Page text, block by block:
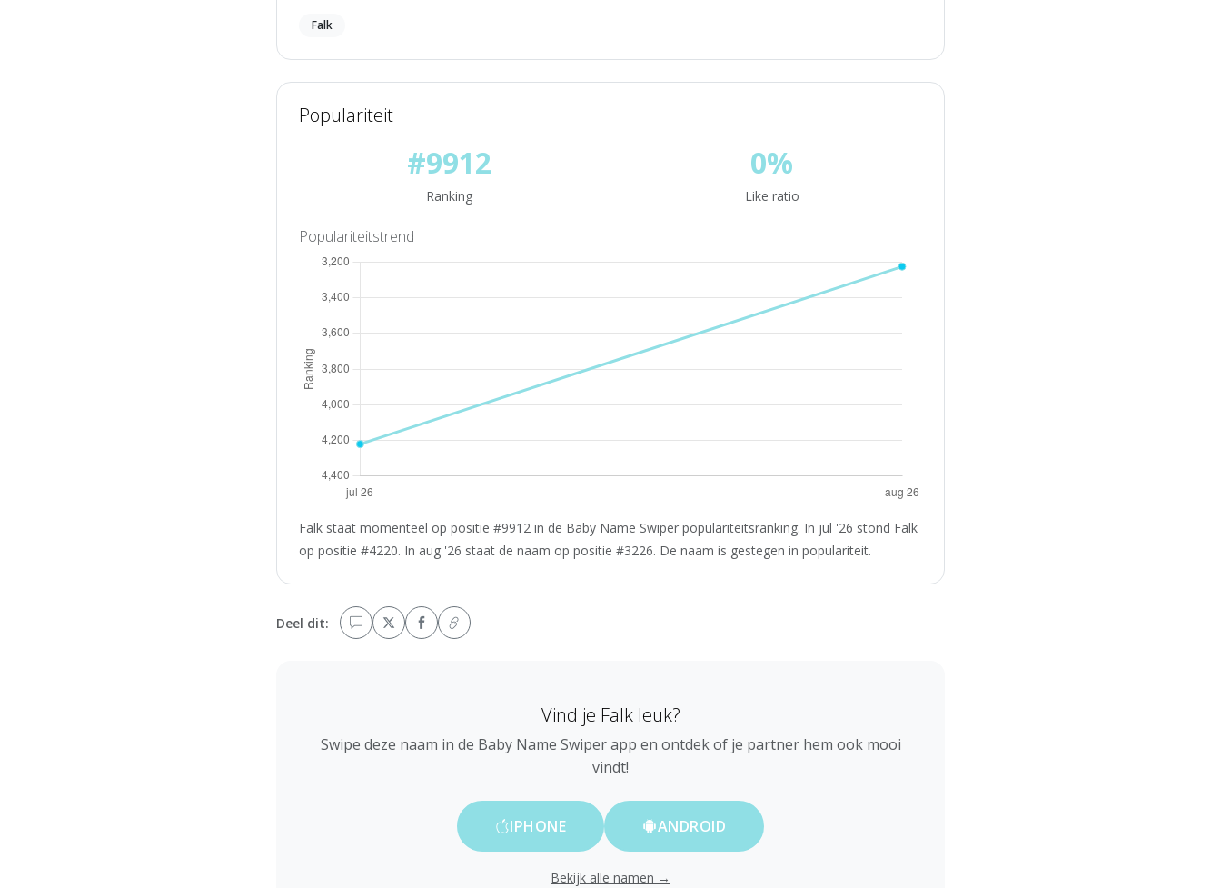
Falk
Populariteit
#9912
Ranking
0%
Like ratio
Populariteitstrend
Falk staat momenteel op positie #9912 in de Baby Name Swiper populariteitsranking. In jul '26 stond Falk
op positie #4220. In aug '26 staat de naam op positie #3226. De naam is gestegen in populariteit.
Deel dit:
Vind je Falk leuk?
Swipe deze naam in de Baby Name Swiper app en ontdek of je partner hem ook mooi
vindt!
IPHONE ANDROID
Bekijk alle namen →